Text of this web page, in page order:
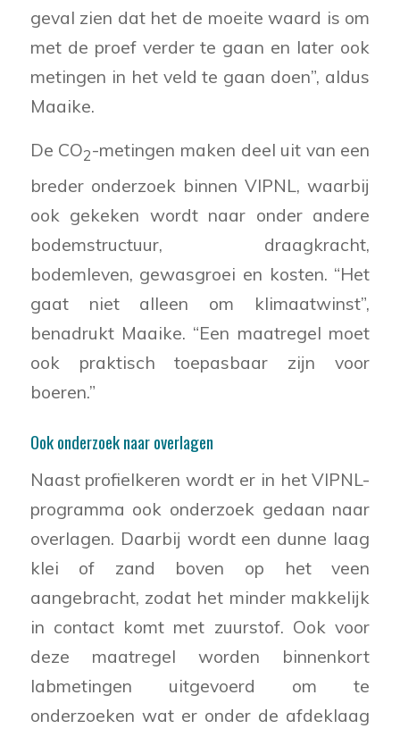
geval zien dat het de moeite waard is om
met de proef verder te gaan en later ook
metingen in het veld te gaan doen”, aldus
Maaike.
De CO2-metingen maken deel uit van een
breder onderzoek binnen VIPNL, waarbij
ook gekeken wordt naar onder andere
bodemstructuur, draagkracht,
bodemleven, gewasgroei en kosten. “Het
gaat niet alleen om klimaatwinst”,
benadrukt Maaike. “Een maatregel moet
ook praktisch toepasbaar zijn voor
boeren.”
Ook onderzoek naar overlagen
Naast profielkeren wordt er in het VIPNL-
programma ook onderzoek gedaan naar
overlagen. Daarbij wordt een dunne laag
klei of zand boven op het veen
aangebracht, zodat het minder makkelijk
in contact komt met zuurstof. Ook voor
deze maatregel worden binnenkort
labmetingen uitgevoerd om te
onderzoeken wat er onder de afdeklaag